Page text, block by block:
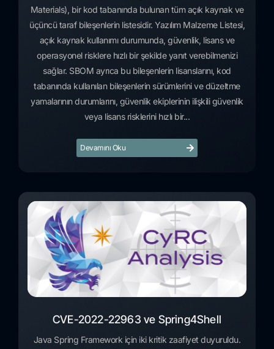
Materials), bir kod tabanında bulunan tüm açık kaynak ve
üçüncü taraf bileşenlerin listesidir. Yazılım Malzeme Listesi,
açık kaynak kullanımı durumunda, güvenlik, lisans ve
operasyonel risklere hızlı bir şekilde yanıt verebilmenizi
sağlar. SBOM ayrıca bu bileşenlerin lisanslarını, kod
tabanında kullanılan bileşenlerin sürümlerini ve düzeltme
yamalarının durumlarını, güvenlik ekiplerinin ilişkili güvenlik
veya lisans risklerini hızlı bir...
Devamını Oku
CVE-2022-22963 ve Spring4Shell
Java Spring Framework için iki kritik zaafiyet duyuruldu.